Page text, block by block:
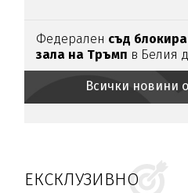
Федерален съд блокира
зала на Тръмп в Белия
Всички новини
ЕКСКЛУЗИВНО